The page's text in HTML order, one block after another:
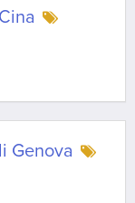
Cina
di Genova